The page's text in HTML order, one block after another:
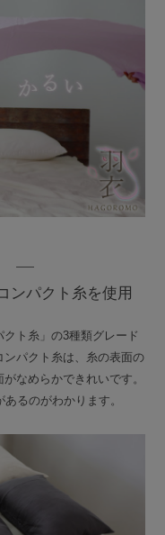
ンパクト糸を使用
ト糸」の3種類グレード
パクト糸は、糸の表面の
なめらかできれいです。
るのがわかります。